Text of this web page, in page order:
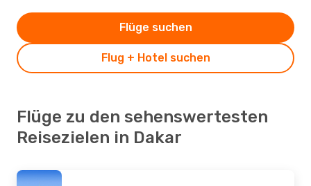
Flug + Hotel suchen
Flüge suchen
Flüge zu den sehenswertesten
Reisezielen in Dakar